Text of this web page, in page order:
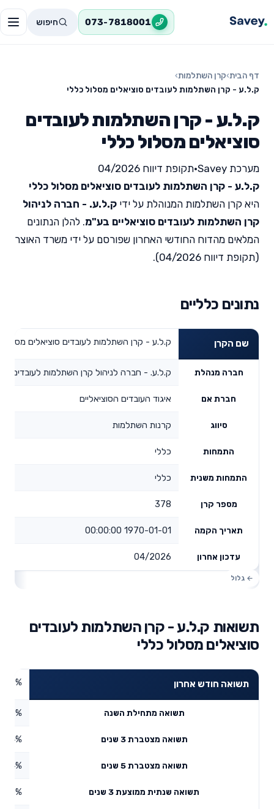
073-7818001 חיפוש
דף הבית›קרן השתלמות›
ק.ל.ע - קרן השתלמות לעובדים סוציאלים מסלול כללי
ק.ל.ע - קרן השתלמות לעובדים
סוציאלים מסלול כללי
מערכת Savey •תקופת דיווח 04/2026
ק.ל.ע - קרן השתלמות לעובדים סוציאלים מסלול כללי
היא קרן השתלמות המנוהלת על ידי ק.ל.ע. - חברה לניהול
קרן השתלמות לעובדים סוציאליים בע"מ. להלן הנתונים
המלאים מהדוח החודשי האחרון שפורסם על ידי משרד האוצר
(תקופת דיווח 04/2026).
נתונים כלליים
שם הקרן ק.ל.ע - קרן השתלמות לעובדים סוציאלים מסלול
חברה מנהלת ק.ל.ע. - חברה לניהול קרן השתלמות לעובדים
חברת אם איגוד העובדים הסוציאליים
סיווג קרנות השתלמות
התמחות כללי
התמחות משנית כללי
מספר קרן 378
תאריך הקמה 1970-01-01 00:00:00
עדכון אחרון 04/2026
תשואות ק.ל.ע - קרן השתלמות לעובדים
סוציאלים מסלול כללי
תשואה חודש אחרון
תשואה מתחילת השנה
תשואה מצטברת 3 שנים
תשואה מצטברת 5 שנים
תשואה שנתית ממוצעת 3 שנים